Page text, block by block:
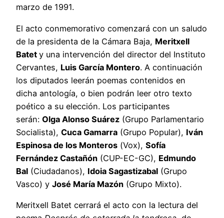
marzo de 1991.
El acto conmemorativo comenzará con un saludo
de la presidenta de la Cámara Baja, Meritxell
Batet y una intervención del director del Instituto
Cervantes, Luis García Montero. A continuación
los diputados leerán poemas contenidos en
dicha antología, o bien podrán leer otro texto
poético a su elección. Los participantes
serán: Olga Alonso Suárez (Grupo Parlamentario
Socialista), Cuca Gamarra (Grupo Popular), Iván
Espinosa de los Monteros (Vox), Sofía
Fernández Castañón (CUP-EC-GC), Edmundo
Bal (Ciudadanos), Idoia Sagastizabal (Grupo
Vasco) y José María Mazón (Grupo Mixto).
Meritxell Batet cerrará el acto con la lectura del